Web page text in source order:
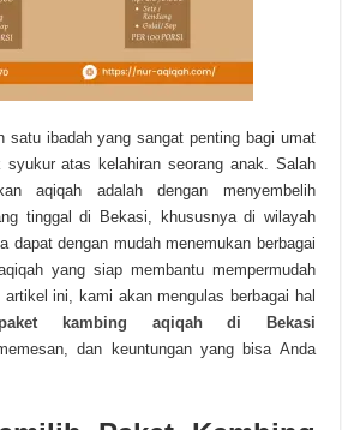
satu ibadah yang sangat penting bagi umat
syukur atas kelahiran seorang anak. Salah
aqiqah adalah dengan menyembelih
tinggal di Bekasi, khususnya di wilayah
dapat dengan mudah menemukan berbagai
yang siap membantu mempermudah
ini, kami akan mengulas berbagai hal
paket kambing aqiqah di Bekasi
dan keuntungan yang bisa Anda